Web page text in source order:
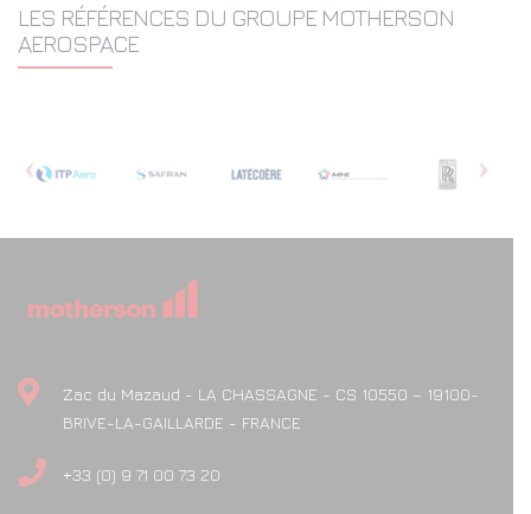
LES RÉFÉRENCES DU GROUPE MOTHERSON
AEROSPACE
Zac du Mazaud - LA CHASSAGNE - CS 10550 – 19100-
BRIVE-LA-GAILLARDE - FRANCE
+33 (0) 9 71 00 73 20